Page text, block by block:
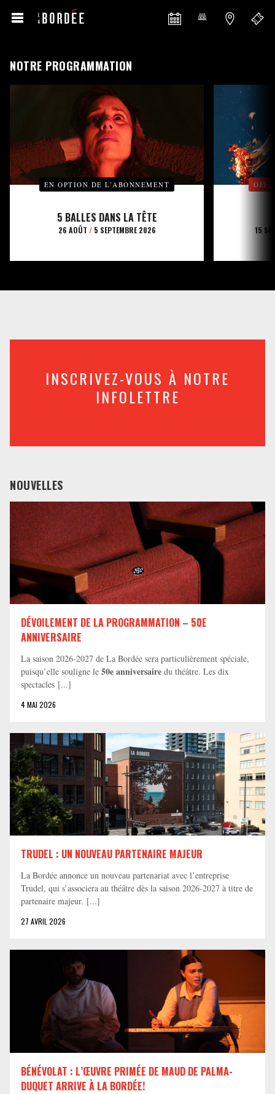
NOTRE PROGRAMMATION
EN OPTION DE L’ABONNEMENT
5 BALLES DANS LA TÊTE
26 AOÛT /5 SEPTEMBRE 2026 15
INSCRIVEZ-VOUS À NOTRE
INFOLETTRE
NOUVELLES
DÉVOILEMENT DE LA PROGRAMMATION – 50E
ANNIVERSAIRE
La saison 2026-2027 de La Bordée sera particulièrement spéciale,
puisqu’elle souligne le 50e anniversaire du théâtre. Les dix
spectacles [...]
4 MAI 2026
TRUDEL : UN NOUVEAU PARTENAIRE MAJEUR
La Bordée annonce un nouveau partenariat avec l’entreprise
Trudel, qui s’associera au théâtre dès la saison 2026-2027 à titre de
partenaire majeur. [...]
27 AVRIL 2026
BÉNÉVOLAT : L’ŒUVRE PRIMÉE DE MAUD DE PALMA-
DUQUET ARRIVE À LA BORDÉE!